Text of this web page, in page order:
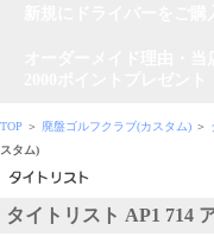
TOP ＞ 廃盤ゴルフクラブ(カスタム) ＞
スタム)
タイトリスト AP1 714